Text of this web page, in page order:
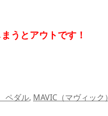
うとアウトです！
ダル, MAVIC（マヴィック）